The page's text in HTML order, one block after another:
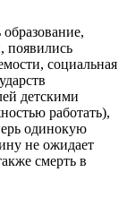
появились
социальная
детскими
работать),
одинокую
не ожидает
смерть в